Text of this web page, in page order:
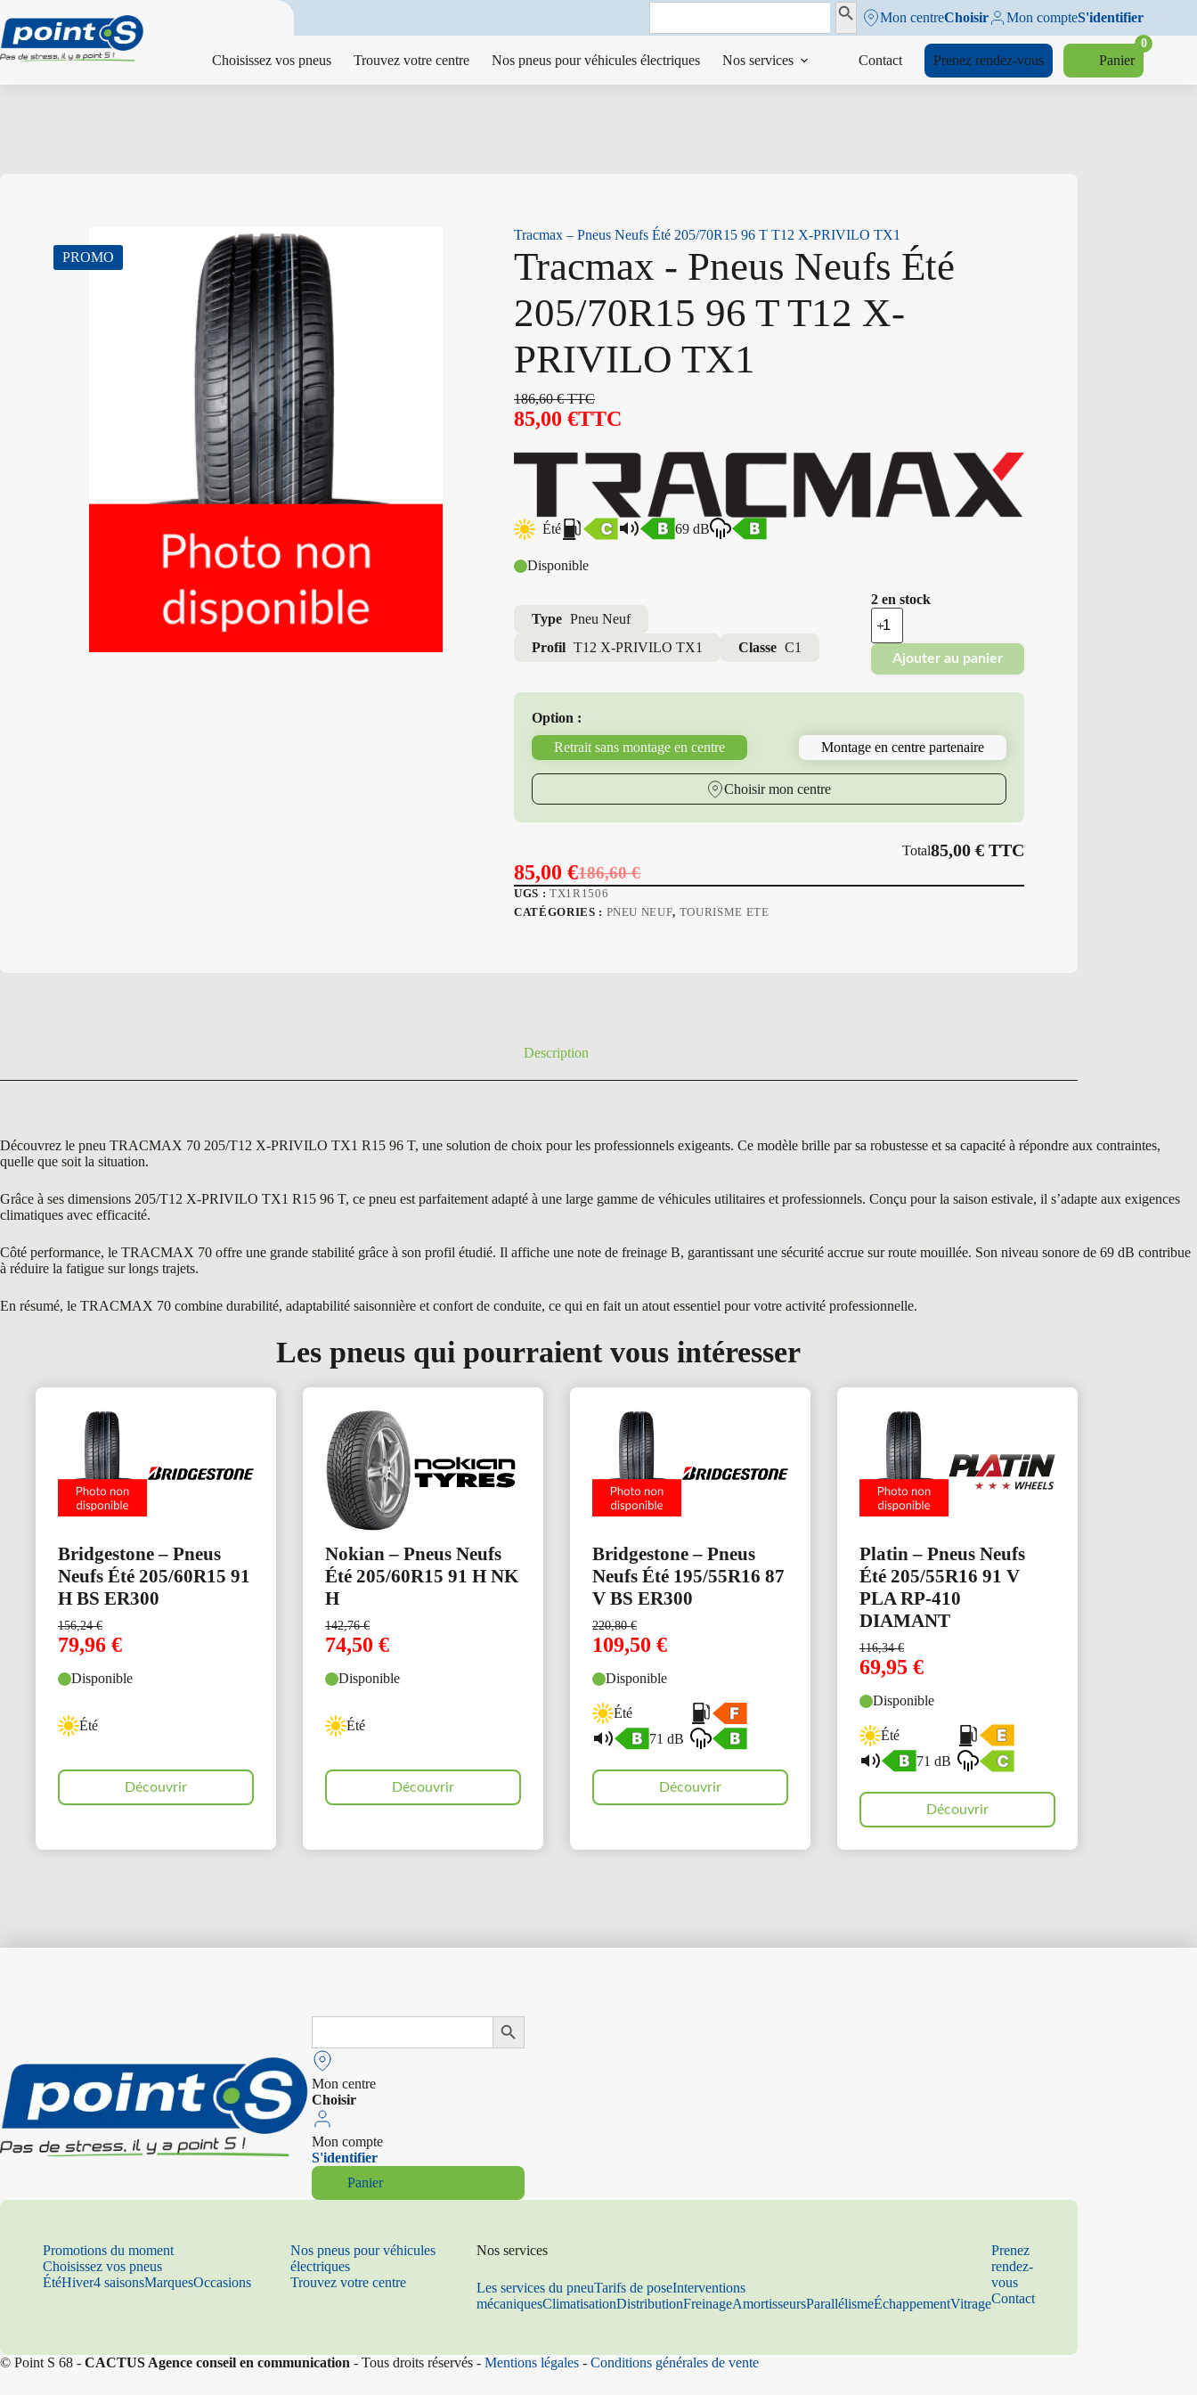
au
contenu
Search
Search ButtonMon centreChoisir Mon compteS'identifier
Choisissez vos pneus Trouvez votre centre Nos pneus pour véhicules électriques Nos services Contact Prenez rendez-vous Panier
0
PROMO
Tracmax – Pneus Neufs Été 205/70R15 96 T T12 X-PRIVILO TX1
Tracmax - Pneus Neufs Été
205/70R15 96 T T12 X-
PRIVILO TX1
186,60€TTC
85,00€TTC
Été 69 dB
Disponible
Type Pneu Neuf
Profil T12 X-PRIVILO TX1 Classe C1
2 en stock
quantité
de
Tracmax
Pneus
Neufs
96
T
Ajouter au panier
Option :
Retrait sans montage en centre
Montage en centre partenaire
Choisir mon centre
Total85,00 €TTC
186,60€
Le
prix
85,00€Le
prix
UGS : TX1R1506
CATÉGORIES : PNEU NEUF, TOURISME ETE
Description
Découvrez le pneu TRACMAX 70 205/T12 X-PRIVILO TX1 R15 96 T, une solution de choix pour les professionnels exigeants. Ce modèle brille par sa robustesse et sa capacité à répondre aux contraintes,
quelle que soit la situation.
Grâce à ses dimensions 205/T12 X-PRIVILO TX1 R15 96 T, ce pneu est parfaitement adapté à une large gamme de véhicules utilitaires et professionnels. Conçu pour la saison estivale, il s’adapte aux exigences
climatiques avec efficacité.
Côté performance, le TRACMAX 70 offre une grande stabilité grâce à son profil étudié. Il affiche une note de freinage B, garantissant une sécurité accrue sur route mouillée. Son niveau sonore de 69 dB contribue
à réduire la fatigue sur longs trajets.
En résumé, le TRACMAX 70 combine durabilité, adaptabilité saisonnière et confort de conduite, ce qui en fait un atout essentiel pour votre activité professionnelle.
Les pneus qui pourraient vous intéresser
Bridgestone – Pneus
Neufs Été 205/60R15 91
H BS ER300
156,24€
79,96 €
Disponible
Été
Découvrir
Nokian – Pneus Neufs
Été 205/60R15 91 H NK
H
142,76€
74,50 €
Disponible
Été
Découvrir
Bridgestone – Pneus
Neufs Été 195/55R16 87
V BS ER300
220,80€
109,50 €
Disponible
Été
71 dB
Découvrir
Platin – Pneus Neufs
Été 205/55R16 91 V
PLA RP-410
DIAMANT
116,34€
69,95 €
Disponible
Été
71 dB
Découvrir
Search
Search Button
Mon centre
Choisir
Mon compte
S'identifier
Panier
Promotions du moment
Choisissez vos pneus
ÉtéHiver4 saisonsMarquesOccasions
Nos pneus pour véhicules
électriques
Trouvez votre centre
Nos services
Les services du pneuTarifs de poseInterventions
mécaniquesClimatisationDistributionFreinageAmortisseursParallélismeÉchappementVitrage
Prenez
rendez-
vous
Contact
© Point S 68 - CACTUS Agence conseil en communication - Tous droits réservés - Mentions légales - Conditions générales de vente